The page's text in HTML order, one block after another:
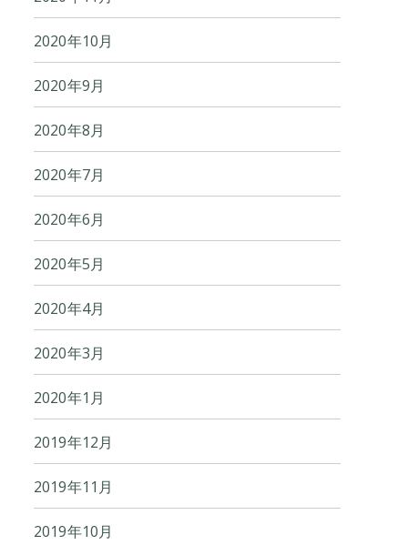
2020年10月
2020年9月
2020年8月
2020年7月
2020年6月
2020年5月
2020年4月
2020年3月
2020年1月
2019年12月
2019年11月
2019年10月